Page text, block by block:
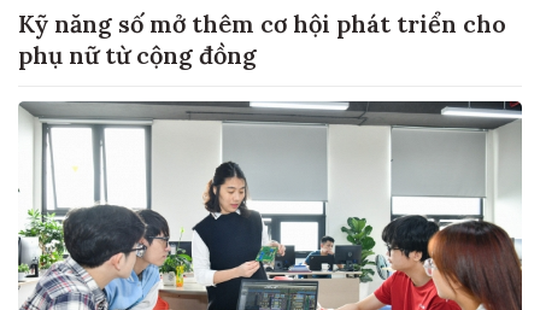
Kỹ năng số mở thêm cơ hội phát triển cho
phụ nữ từ cộng đồng